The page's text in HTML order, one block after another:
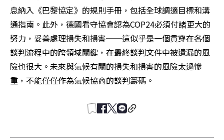
息納入《巴黎協定》的規則手冊，包括全球調適目標和溝
通指南。此外，德國看守協會認為COP24必須付諸更大的
努力，妥善處理損失和損害──這似乎是一個貫穿在各個
談判流程中的跨領域關鍵，在最終談判文件中被遺漏的風
險也很大。未來與氣候有關的損失和損害的風險太過慘
重，不能僅僅作為氣候協商的談判籌碼。